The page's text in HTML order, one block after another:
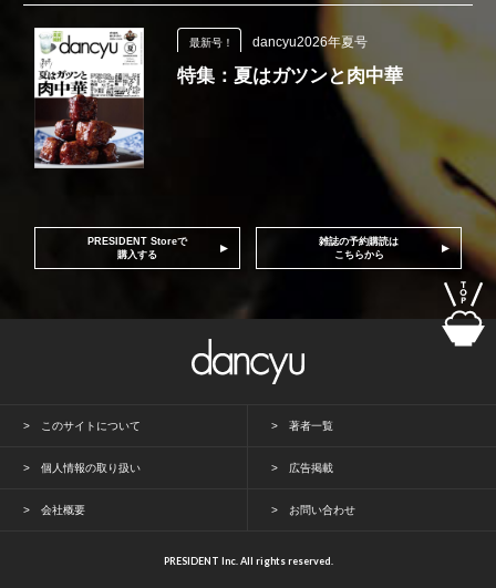
最新号！ dancyu2026年夏号
特集：夏はガツンと肉中華
PRESIDENT Storeで
購入する
雑誌の予約購読は
こちらから
このサイトについて 著者一覧
個人情報の取り扱い 広告掲載
会社概要 お問い合わせ
PRESIDENT Inc. All rights reserved.